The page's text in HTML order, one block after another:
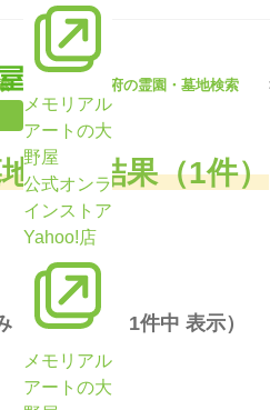
メモリアル
アートの大
野屋
公式オンラ
インストア
Yahoo!店
メモリアル
アートの大
大阪府の霊園・墓地検索
検索結果（1件）
（1件 / 1件中 表示）